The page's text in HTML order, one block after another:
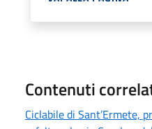
Contenuti
Ciclabile di Sant’Ermete,